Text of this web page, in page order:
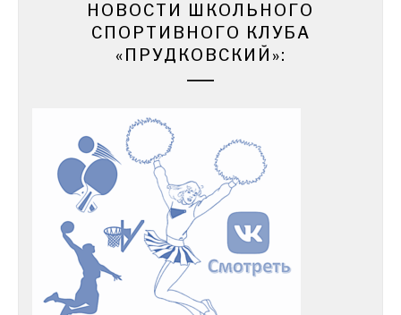
НОВОСТИ ШКОЛЬНОГО
СПОРТИВНОГО КЛУБА
«ПРУДКОВСКИЙ»: